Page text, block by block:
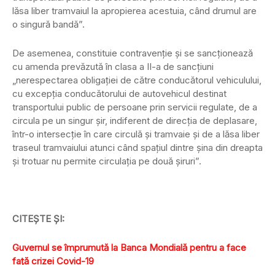
lăsa liber tramvaiul la apropierea acestuia, când drumul are
o singură bandă”.
De asemenea, constituie contravenţie şi se sancţionează
cu amenda prevăzută în clasa a II-a de sancţiuni
„nerespectarea obligaţiei de către conducătorul vehiculului,
cu excepţia conducătorului de autovehicul destinat
transportului public de persoane prin servicii regulate, de a
circula pe un singur şir, indiferent de direcţia de deplasare,
într-o intersecţie în care circulă şi tramvaie şi de a lăsa liber
traseul tramvaiului atunci când spaţiul dintre şina din dreapta
şi trotuar nu permite circulaţia pe două şiruri”.
CITEŞTE ŞI:
Guvernul se împrumută la Banca Mondială pentru a face
faţă crizei Covid-19